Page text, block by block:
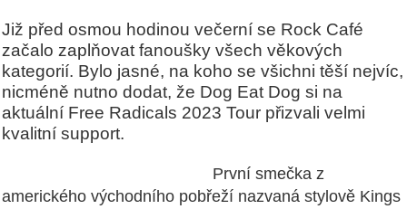
Již před osmou hodinou večerní se Rock Café
začalo zaplňovat fanoušky všech věkových
kategorií. Bylo jasné, na koho se všichni těší nejvíc,
nicméně nutno dodat, že Dog Eat Dog si na
aktuální Free Radicals 2023 Tour přizvali velmi
kvalitní support.
První smečka z
amerického východního pobřeží nazvaná stylově Kings